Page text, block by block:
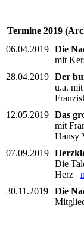
Termine 2019
06.04.2019 Die
mit
28.04.2019 Der
u.a.
12.05.2019 Das
mit
Hansy
07.09.2019
Die
Herz
30.11.2019
Die